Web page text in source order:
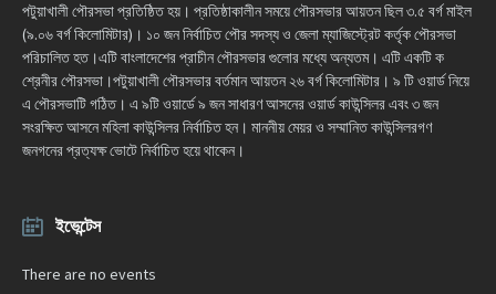
পটুয়াখালী পৌরসভা প্রতিষ্ঠিত হয়। প্রতিষ্ঠাকালীন সময়ে পৌরসভার আয়তন ছিল ৩.৫ বর্গ মাইল
(৯.০৬ বর্গ কিলোমিটার)। ১০ জন নির্বাচিত পৌর সদস্য ও জেলা ম্যাজিস্ট্রেট কর্তৃক পৌরসভা
পরিচালিত হত।এটি বাংলাদেশের প্রাচীন পৌরসভার গুলোর মধ্যে অন্যতম। এটি একটি ক
শ্রেনীর পৌরসভা।পটুয়াখালী পৌরসভার বর্তমান আয়তন ২৬ বর্গ কিলোমিটার। ৯ টি ওয়ার্ড নিয়ে
এ পৌরসভাটি গঠিত। এ ৯টি ওয়ার্ডে ৯ জন সাধারণ আসনের ওয়ার্ড কাউন্সিলর এবং ৩ জন
সংরক্ষিত আসনে মহিলা কাউন্সিলর নির্বাচিত হন। মাননীয় মেয়র ও সম্মানিত কাউন্সিলরগণ
জনগনের প্রত্যক্ষ ভোটে নির্বাচিত হয়ে থাকেন।
ইভেন্টেস
There are no events